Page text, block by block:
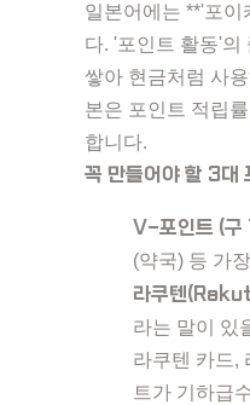
일본어에는 **'포이
다. '포인트 활동'의
쌓아 현금처럼 사
본은 포인트 적립
합니다.
꼭 만들어야 할 3대
V-포인트 (구
(약국) 등 가
라쿠텐
라는 말이 있
라쿠텐 카드,
트가 기하급